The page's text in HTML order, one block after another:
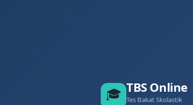
🎓 TBS Online
Tes Bakat Skolastik